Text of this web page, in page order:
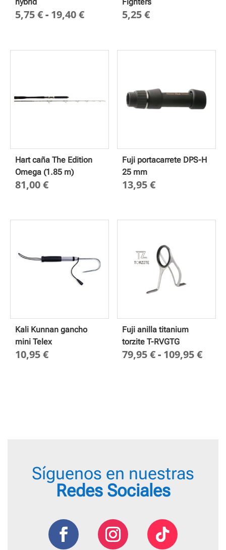
5,75€- 19,40€Rango
desde
5,25€
Hart caña The Edition
Omega (1.85 m)
81,00€
Fuji portacarrete DPS-H
25 mm
13,95€
Kali Kunnan gancho
mini Telex
10,95€
Fuji anilla titanium
torzite T-RVGTG
79,95€- 109,95€
Síguenos en nuestras
Redes Sociales